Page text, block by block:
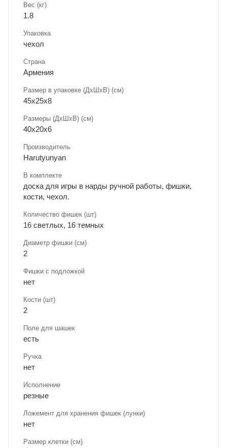
Вес (кг)
1.8
Упаковка
чехол
Страна
Армения
Размер в упаковке (ДхШxВ) (см)
45х25х8
Размеры (ДxШxВ) (см)
40х20х6
Производитель
Harutyunyan
В комплекте
доска для игры в нарды ручной работы, фишки,
кости, чехол.
Количество фишек (шт)
16 светлых, 16 темных
Диаметр фишки (см)
2
Фишки с подложкой
нет
Кости (шт)
2
Поле для шашек
есть
Ручка
нет
Исполнение
резные
Ложемент для хранения фишек (лунки)
нет
Размер клетки (см)